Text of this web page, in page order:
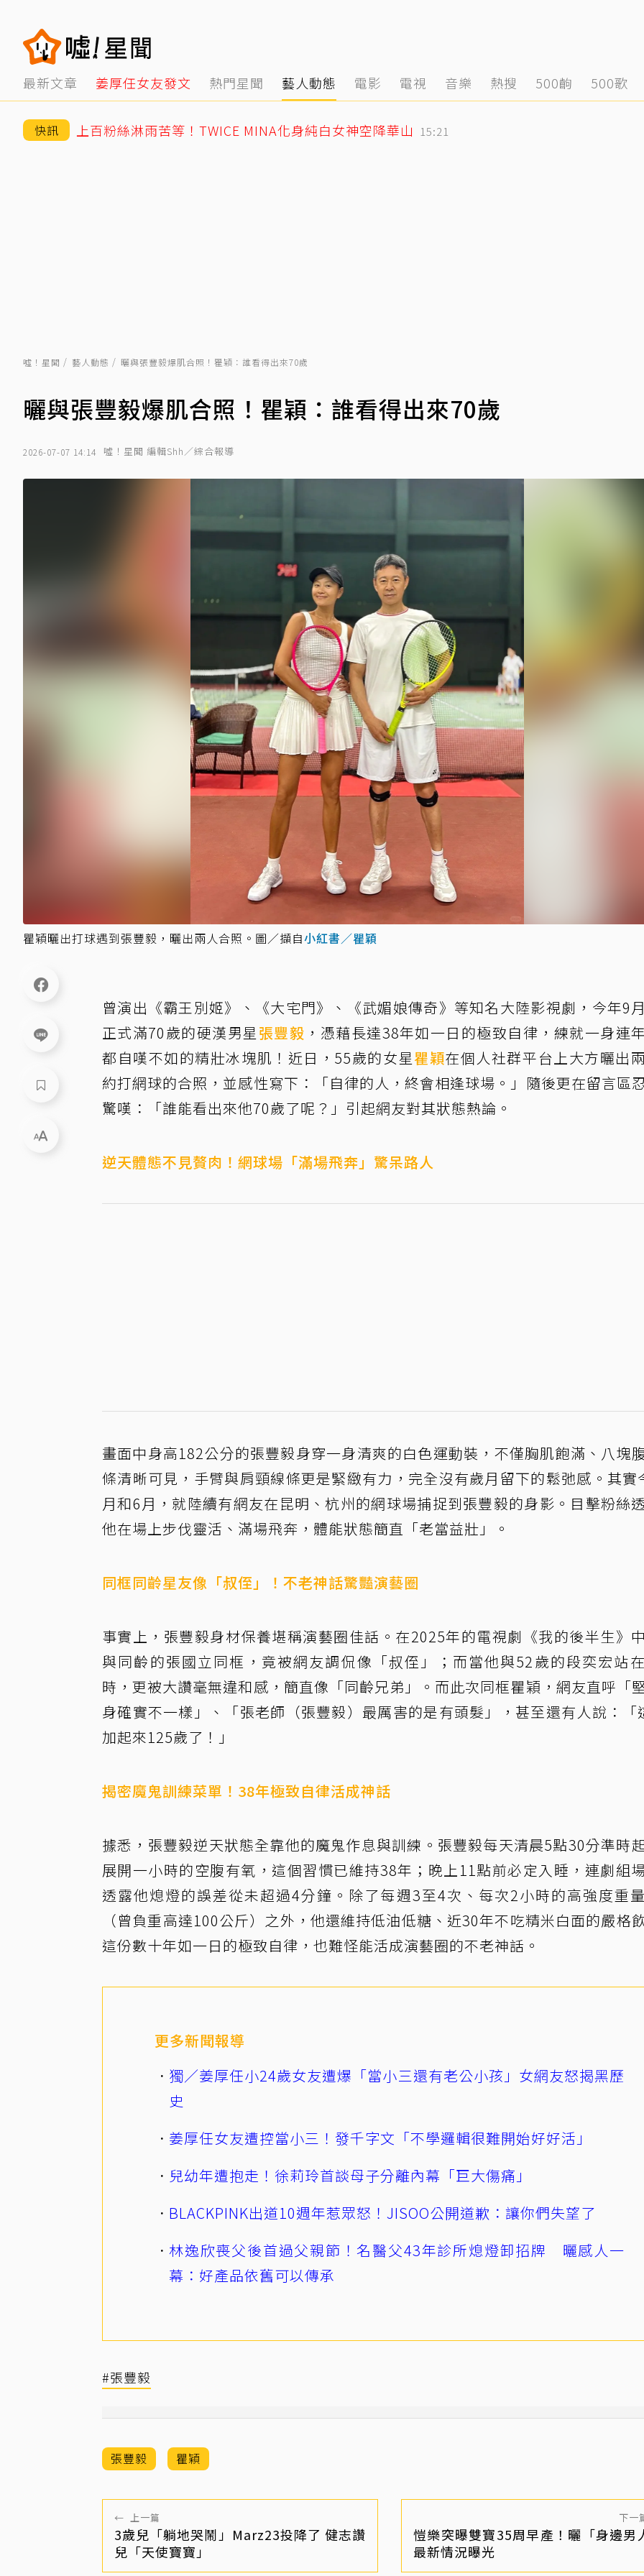
最新文章 姜厚任女友發文 熱門星聞 藝人動態 電影 電視 音樂 熱搜 500齣 500歌
快訊 上百粉絲淋雨苦等！TWICE MINA化身純白女神空降華山 15:21
噓！星聞 藝人動態 曬與張豐毅爆肌合照！瞿穎：誰看得出來70歲
曬與張豐毅爆肌合照！瞿穎：誰看得出來70歲
2026-07-07 14:14 噓！星聞 編輯Shh／綜合報導
瞿穎曬出打球遇到張豐毅，曬出兩人合照。圖／擷自小紅書／瞿穎
曾演出《霸王別姬》、《大宅門》、《武媚娘傳奇》等知名大陸影視劇，今年9
正式滿70歲的硬漢男星 張豐毅 ，憑藉長達38年如一日的極致自律，練就一身連
都自嘆不如的精壯冰塊肌！近日，55歲的女星瞿穎在個人社群平台上大方曬出
約打網球的合照，並感性寫下：「自律的人，終會相逢球場。」隨後更在留言區
驚嘆：「誰能看出來他70歲了呢？」引起網友對其狀態熱論。
逆天體態不見贅肉！網球場「滿場飛奔」驚呆路人
畫面中身高182公分的張豐毅身穿一身清爽的白色運動裝，不僅胸肌飽滿、八塊
條清晰可見，手臂與肩頸線條更是緊緻有力，完全沒有歲月留下的鬆弛感。其實
月和6月，就陸續有網友在昆明、杭州的網球場捕捉到張豐毅的身影。目擊粉絲
他在場上步伐靈活、滿場飛奔，體能狀態簡直「老當益壯」。
同框同齡星友像「叔侄」！不老神話驚豔演藝圈
事實上，張豐毅身材保養堪稱演藝圈佳話。在2025年的電視劇《我的後半生》
與同齡的張國立同框，竟被網友調侃像「叔侄」；而當他與52歲的段奕宏站
時，更被大讚毫無違和感，簡直像「同齡兄弟」。而此次同框瞿穎，網友直呼「
身確實不一樣」、「張老師（張豐毅）最厲害的是有頭髮」，甚至還有人說：「
加起來125歲了！」
揭密魔鬼訓練菜單！38年極致自律活成神話
據悉，張豐毅逆天狀態全靠他的魔鬼作息與訓練。張豐毅每天清晨5點30分準時
展開一小時的空腹有氧，這個習慣已維持38年；晚上11點前必定入睡，連劇組
透露他熄燈的誤差從未超過4分鐘。除了每週3至4次、每次2小時的高強度重
（曾負重高達100公斤）之外，他還維持低油低糖、近30年不吃精米白面的嚴格
這份數十年如一日的極致自律，也難怪能活成演藝圈的不老神話。
更多新聞報導
獨／姜厚任小24歲女友遭爆「當小三還有老公小孩」女網友怒揭黑歷
史
姜厚任女友遭控當小三！發千字文「不學邏輯很難開始好好活」
兒幼年遭抱走！徐莉玲首談母子分離內幕「巨大傷痛」
BLACKPINK出道10週年惹眾怒！JISOO公開道歉：讓你們失望了
林逸欣喪父後首過父親節！名醫父43年診所熄燈卸招牌 曬感人一
幕：好產品依舊可以傳承
#張豐毅
張豐毅 瞿穎
← 上一篇
3歲兒「躺地哭鬧」Marz23投降了 健志讚
兒「天使寶寶」
下一
愷樂突曝雙寶35周早產！曬「身邊男
最新情況曝光